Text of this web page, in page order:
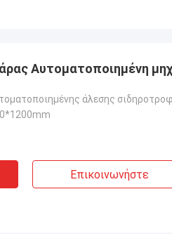
Αυτοματοποιημένη
Επικοινωνήστε